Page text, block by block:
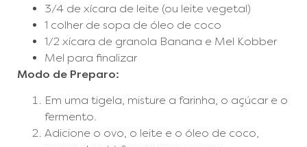
3/4 de xícara de leite (ou leite vegetal)
1 colher de sopa de óleo de coco
1/2 xícara de granola Banana e Mel Kobber
Mel para finalizar
Modo de Preparo:
Em uma tigela, misture a farinha, o açúcar e o
fermento.
Adicione o ovo, o leite e o óleo de coco,